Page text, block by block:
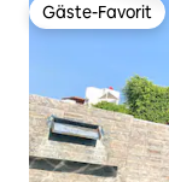
Gäste-Favorit
Gäste-Favorit